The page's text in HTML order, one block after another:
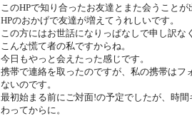
このHPで知り合ったお友達とまた会うことが
HPのおかげで友達が増えてうれしいです。
この方にはお世話になりっぱなしで申し訳な
こんな慌て者の私ですからね。
今日もやっと会えたった感じです。
携帯で連絡を取ったのですが、私の携帯はフ
ないのです。
最初始まる前にご対面!の予定でしたが、時
わってからに。